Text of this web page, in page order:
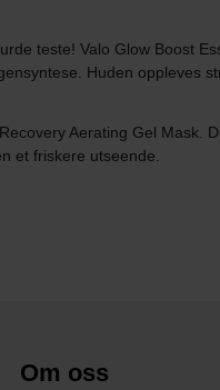
teste! Valo Glow Boost
Huden oppleves
Aerating Gel Mask.
et friskere utseende.
Om oss